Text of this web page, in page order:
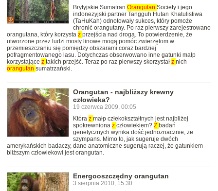
Brytyjskie Sumatran Orangutan Society i jego
indonezyjski partner Tangguh Hutan Khatulistiwa
(TaHuKah) odnotowały sukces, który pomoże
chronić orangutany. Po raz pierwszy zarejestrowano
orangutana, który korzysta z przejścia nad drogą. To potwierdzenie, że
utworzone przez ludzi mosty linowe mogą pomóc zwierzętom w
przemieszczaniu się pomiędzy obszarami coraz bardziej
pofragmentowanego lasu. Dotychczas obserwowano inne gatunki małp
korzystające z takich przejść. Teraz po raz pierwszy skorzystał z nich
orangutan sumatrzański.
Orangutan - najbliższy krewny
człowieka?
19 czerwca 2009, 00:05
Która z małp człekokształtnych jest najbliżej
spokrewniona z człowiekiem? Z badań
genetycznych wynika dość jednoznacznie, że
szympans. Mimo to, jak sugeruje dwóch
amerykańskich badaczy, dane anatomiczne sugerują raczej, że gatunkiem
bliższym człowiekowi jest orangutan.
Energooszczędny orangutan
3 sierpnia 2010, 15:30